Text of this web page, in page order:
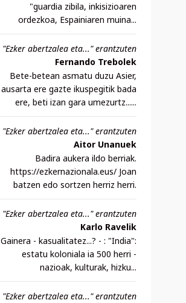
"guardia zibila, inkisizioaren
ordezkoa, Espainiaren muina...
"Ezker abertzalea eta..." erantzuten
Fernando Trebolek
Bete-betean asmatu duzu Asier,
ausarta ere gazte ikuspegitik bada
ere, beti izan gara umezurtz......
"Ezker abertzalea eta..." erantzuten
Aitor Unanuek
Badira aukera ildo berriak.
https://ezkernazionala.eus/ Joan
batzen edo sortzen herriz herri.
"Ezker abertzalea eta..." erantzuten
Karlo Ravelik
Gainera - kasualitatez...? - : "India":
estatu koloniala ia 500 herri -
nazioak, kulturak, hizku...
"Ezker abertzalea eta..." erantzuten